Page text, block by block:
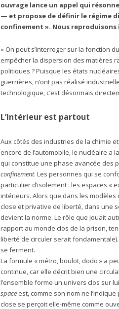
ouvrage lance un appel qui
— et propose de définir le régime
confinement ». Nous
« On peut s’interroger sur la fonction
empêcher la dispersion des matières
politiques ? Puisque les états
guerrières, n’ont pas réalisé
technologique, c’est désormais
L’Intérieur est partout
Aux côtés des industries de la chimie
encore de l’automobile, le nucléaire a
qui constitue une phase avancée des
confinement. Les personnes qui se
particulier d’isolement : les espaces «
intérieurs. Alors que dans les
close et privative de liberté, dans une
devient la norme. Le rôle que jouait
rapport au monde clos de la prison,
liberté de circuler serait
se ferment.
La formule « métro, boulot, dodo » a
continue, car elle décrit bien une
l’ensemble forme un univers clos sur
space est, comme son nom ne
close se perçoit elle-même comme